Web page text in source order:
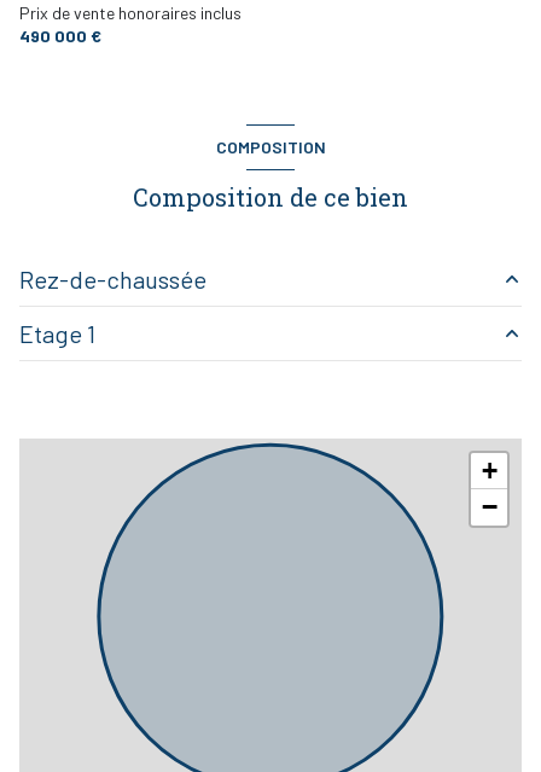
Prix de vente honoraires inclus
490 000 €
COMPOSITION
Composition de ce bien
Rez-de-chaussée
Local rez-de-chaussée
Etage 1
surface de stockage 43 m²
+
−